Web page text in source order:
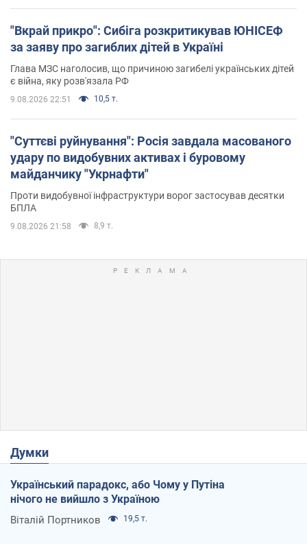
"Вкрай прикро": Сибіга розкритикував ЮНІСЕФ
за заяву про загиблих дітей в Україні
Глава МЗС наголосив, що причиною загибелі українських дітей
є війна, яку розв'язала РФ
9.08.2026 22:51 10,5 т.
"Суттєві руйнування": Росія завдала масованого
удару по видобувних активах і буровому
майданчику "Укрнафти"
Проти видобувної інфраструктури ворог застосував десятки
БПЛА
9.08.2026 21:58 8,9 т.
Думки
Український парадокс, або Чому у Путіна
нічого не вийшло з Україною
Віталій Портников 19,5 т.